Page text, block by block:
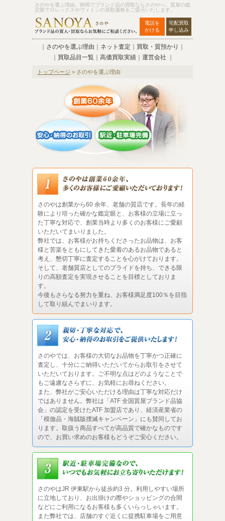
さのやを選ぶ理由。静岡でブランド品の買取ならさのやへ。質屋の鑑
定眼でロレックスやヴィトンの買取価格をご提示いたします。
宅配買取
申し込み
電話を
かける
さのやを選ぶ理由 ネット査定 買取・質預かり
買取品目一覧｜ 高価買取実績｜ 運営会社
トップページ > さのやを選ぶ理由
さのやは創業から60 余年、老舗の質店です。長年の経
験により培った確かな鑑定眼と、お客様の立場に立っ
た丁寧な対応で、創業当時より多くのお客様にご愛顧
いただいてまいりました。
弊社では、お客様がお持ちくださったお品物は、お客
様と苦楽をともにしてきた愛着のあるお品物であると
考え、懇切丁寧に査定することを心がけております。
そして、老舗質店としてのプライドを持ち、できる限
りの高額査定を実現させることを目標としておりま
す。
今後もさらなる努力を重ね、お客様満足度100％を目指
して取り組んでまいります。
さのやでは、お客様の大切なお品物を丁寧かつ正確に
査定し、十分にご納得いただいてからお取引をさせて
いただいております。ご不明な点はどのようなことで
もご遠慮なさらずに、お気軽にお尋ねください。
また、弊社がご安心いただける理由は丁寧な対応だけ
ではありません。弊社は「ATF 全国質屋ブランド品協
会」の認定を受けたATF 加盟店であり、経済産業省の
「模倣品・海賊版撲滅キャンペーン」にも賛同してお
ります。取扱う商品すべてが高品質で確かなものです
ので、お買い求めのお客様もどうぞご安心ください。
さのやはJR 伊東駅から徒歩約3 分。利用しやすい場所
に立地しており、お出掛けの際やショッピングの合間
などにご利用になるお客様も多くいらっしゃいます。
また弊社では、店舗のすぐ近くに提携駐車場をご用意